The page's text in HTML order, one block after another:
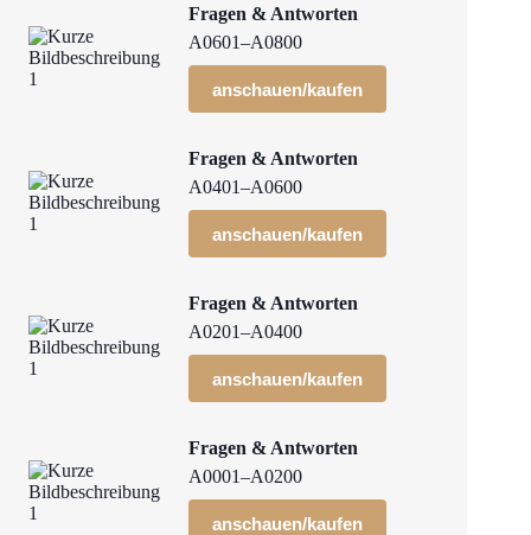
Fragen & Antworten
A0601–A0800
anschauen/kaufen
Fragen & Antworten
A0401–A0600
anschauen/kaufen
Fragen & Antworten
A0201–A0400
anschauen/kaufen
Fragen & Antworten
A0001–A0200
anschauen/kaufen